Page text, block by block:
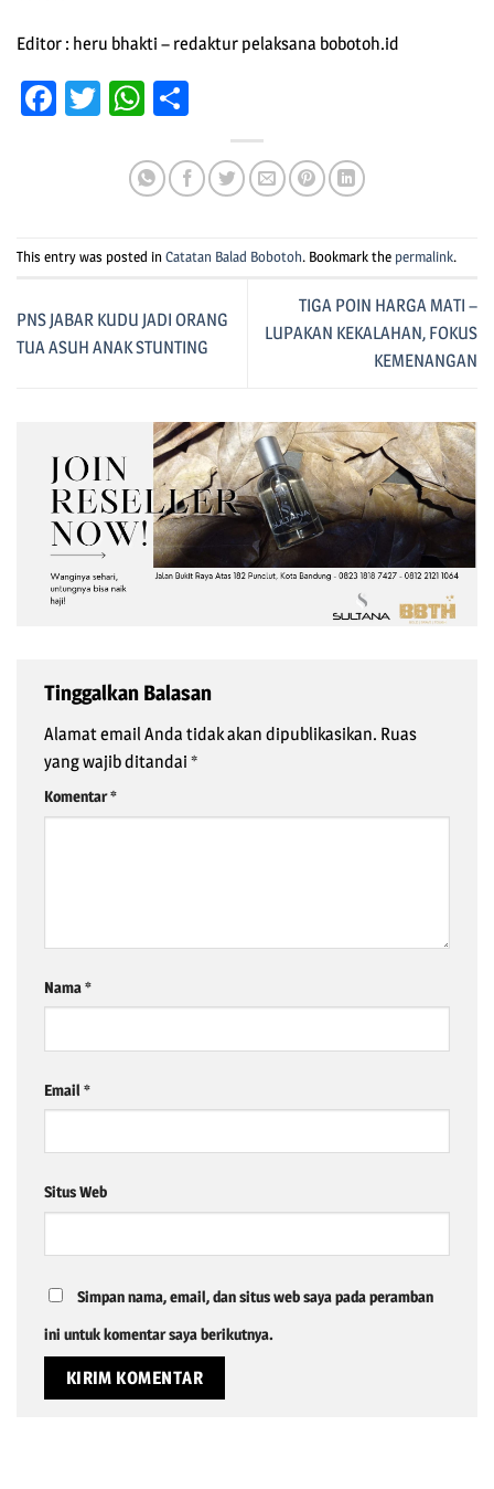
Editor : heru bhakti – redaktur pelaksana bobotoh.id
Facebook
TwitterWhatsApp
This entry was posted in Catatan Balad Bobotoh. Bookmark the permalink.
PNS JABAR KUDU JADI ORANG
TUA ASUH ANAK STUNTING
TIGA POIN HARGA MATI –
LUPAKAN KEKALAHAN, FOKUS
KEMENANGAN
Tinggalkan Balasan
Alamat email Anda tidak akan dipublikasikan. Ruas
yang wajib ditandai *
Komentar*
Nama*
Email *
Situs Web
Simpan nama, email, dan situs web saya pada peramban
ini untuk komentar saya berikutnya.